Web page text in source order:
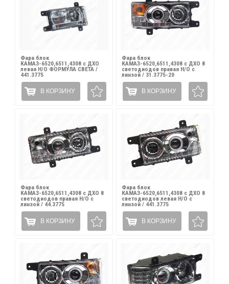
Фара блок
КАМАЗ-6520,6511,4308 с ДХО
левая Н/О ФОРМУЛА СВЕТА /
441.3775
В КОРЗИНУ
Фара блок
КАМАЗ-6520,6511,4308 с ДХО 8
светодиодов правая Н/О с
линзой / 31.3775-20
В КОРЗИНУ
Фара блок
КАМАЗ-6520,6511,4308 с ДХО 8
светодиодов правая Н/О с
линзой / 44.3775
В КОРЗИНУ
Фара блок
КАМАЗ-6520,6511,4308 с ДХО 8
светодиодов левая Н/О с
линзой / 441.3775
В КОРЗИНУ